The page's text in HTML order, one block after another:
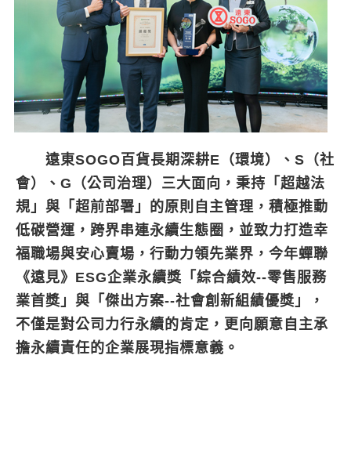
遠東SOGO百貨長期深耕E（環境）、S（社
會）、G（公司治理）三大面向，秉持「超越法
規」與「超前部署」的原則自主管理，積極推動
低碳營運，跨界串連永續生態圈，並致力打造幸
福職場與安心賣場，行動力領先業界，今年蟬聯
《遠見》ESG企業永續獎「綜合績效--零售服務
業首獎」與「傑出方案--社會創新組績優獎」，
不僅是對公司力行永續的肯定，更向願意自主承
擔永續責任的企業展現指標意義。